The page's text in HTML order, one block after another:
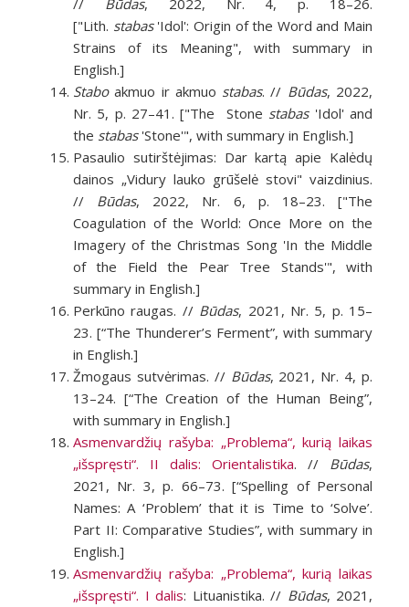
// Būdas, 2022, Nr. 4, p. 18–26.
["Lith. stabas'Idol': Origin of the Word and Main
Strains of its Meaning", with summary in
English.]
Staboakmuo ir akmuo stabas. // Būdas, 2022,
Nr. 5, p. 27–41. ["The Stone stabas'Idol' and
the stabas'Stone'", with summary in English.]
Pasaulio sutirštėjimas: Dar kartą apie Kalėdų
dainos „Vidury lauko grūšelė stovi" vaizdinius.
// Būdas, 2022, Nr. 6, p. 18–23. ["The
Coagulation of the World: Once More on the
Imagery of the Christmas Song 'In the Middle
of the Field the Pear Tree Stands'", with
summary in English.]
Perkūno raugas. // Būdas, 2021, Nr. 5, p. 15–
23. [“The Thunderer’s Ferment”, with summary
in English.]
Žmogaus sutvėrimas. // Būdas, 2021, Nr. 4, p.
13–24. [“The Creation of the Human Being”,
with summary in English.]
Asmenvardžių rašyba: „Problema“, kurią laikas
„išspręsti“. II dalis: Orientalistika. // Būdas,
2021, Nr. 3, p. 66–73. [“Spelling of Personal
Names: A ‘Problem’ that it is Time to ‘Solve’.
Part II: Comparative Studies”, with summary in
English.]
Asmenvardžių rašyba: „Problema“, kurią laikas
„išspręsti“. I dalis: Lituanistika. // Būdas, 2021,